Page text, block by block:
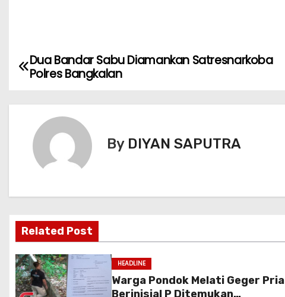
Dua Bandar Sabu Diamankan Satresnarkoba
Polres Bangkalan
By DIYAN SAPUTRA
Related Post
HEADLINE
Warga Pondok Melati Geger Pria
Berinisial P Ditemukan